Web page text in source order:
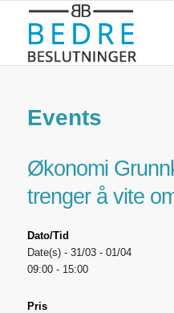
Events
Økonomi
trenger å vite
Dato/Tid
Date(s) - 31/03 - 01/04
09:00 - 15:00
Pris